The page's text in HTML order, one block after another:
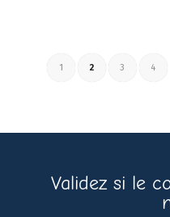
1 2 3 4
Validez si le